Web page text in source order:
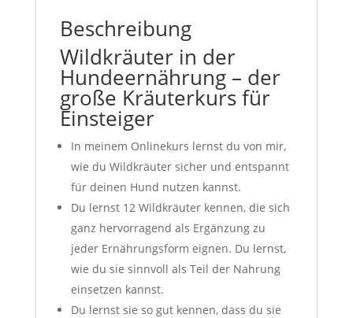
Beschreibung
Wildkräuter in der
Hundeernährung – der
große Kräuterkurs für
Einsteiger
In meinem Onlinekurs lernst du von mir,
wie du Wildkräuter sicher und entspannt
für deinen Hund nutzen kannst.
Du lernst 12 Wildkräuter kennen, die sich
ganz hervorragend als Ergänzung zu
jeder Ernährungsform eignen. Du lernst,
wie du sie sinnvoll als Teil der Nahrung
einsetzen kannst.
Du lernst sie so gut kennen, dass du sie